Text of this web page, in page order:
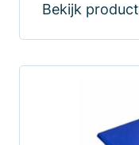
Bekijk product